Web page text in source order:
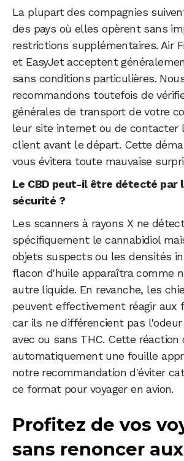
La plupart des compagnies
des pays où elles opèrent sans
restrictions supplémentaires. Air
et EasyJet acceptent
sans conditions particulières.
recommandons toutefois de
générales de transport de votre
leur site internet ou de contacter
client avant le départ. Cette
vous évitera toute mauvaise
Le CBD peut-il être détecté par
sécurité ?
Les scanners à rayons X ne
spécifiquement le cannabidiol
objets suspects ou les densités
flacon d'huile apparaîtra comme
autre liquide. En revanche, les
peuvent effectivement réagir aux
car ils ne différencient pas
avec ou sans THC. Cette réaction
automatiquement une fouille
notre recommandation d'éviter
ce format pour voyager en avion.
Profitez de vos
sans renoncer aux